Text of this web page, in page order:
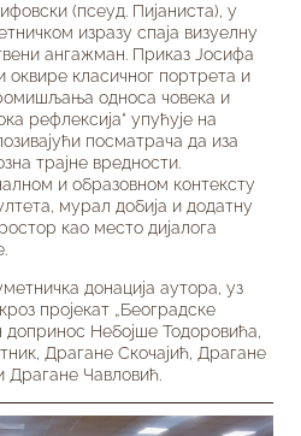
(псеуд. Пијаниста), у
изразу спаја визуелну
ангажман. Приказ Јосифа
оквире класичног портрета и
односа човека и
рефлексија“ упућује на
посматрача да иза
трајне вредности.
и образовном контексту
мурал добија и додатну
као место дијалога
донација аутора, уз
пројекат „Београдске
допринос Небојше Тодоровића,
Драгане Скочајић, Драгане
Драгане Чавловић.